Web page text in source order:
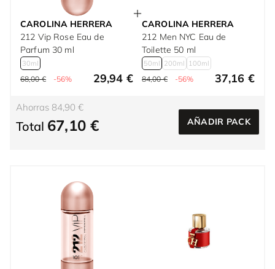
CAROLINA HERRERA
212 Vip Rose Eau de
Parfum 30 ml
30ml
68,00 € -56% 29,94 €
CAROLINA HERRERA
212 Men NYC Eau de
Toilette 50 ml
50ml 200ml 100ml
84,00 € -56% 37,16 €
Ahorras 84,90 €
Total 67,10 € AÑADIR PACK